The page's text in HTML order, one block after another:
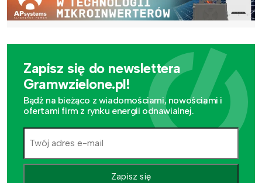
Zapisz się do newslettera
Gramwzielone.pl!
Bądź na bieżąco z wiadomościami, nowościami i
ofertami firm z rynku energii odnawialnej.
Zapisz się